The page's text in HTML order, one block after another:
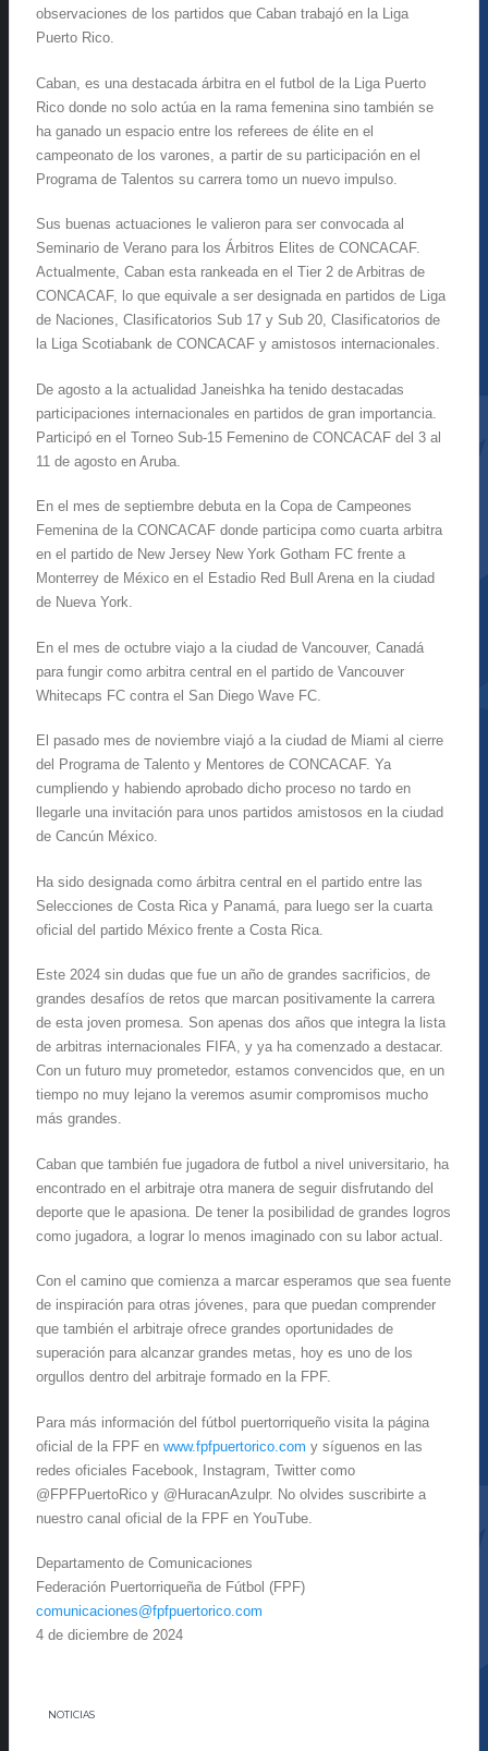
observaciones de los partidos que Caban trabajó en la Liga
Puerto Rico.
Caban, es una destacada árbitra en el futbol de la Liga Puerto
Rico donde no solo actúa en la rama femenina sino también se
ha ganado un espacio entre los referees de élite en el
campeonato de los varones, a partir de su participación en el
Programa de Talentos su carrera tomo un nuevo impulso.
Sus buenas actuaciones le valieron para ser convocada al
Seminario de Verano para los Árbitros Elites de CONCACAF.
Actualmente, Caban esta rankeada en el Tier 2 de Arbitras de
CONCACAF, lo que equivale a ser designada en partidos de Liga
de Naciones, Clasificatorios Sub 17 y Sub 20, Clasificatorios de
la Liga Scotiabank de CONCACAF y amistosos internacionales.
De agosto a la actualidad Janeishka ha tenido destacadas
participaciones internacionales en partidos de gran importancia.
Participó en el Torneo Sub-15 Femenino de CONCACAF del 3 al
11 de agosto en Aruba.
En el mes de septiembre debuta en la Copa de Campeones
Femenina de la CONCACAF donde participa como cuarta arbitra
en el partido de New Jersey New York Gotham FC frente a
Monterrey de México en el Estadio Red Bull Arena en la ciudad
de Nueva York.
En el mes de octubre viajo a la ciudad de Vancouver, Canadá
para fungir como arbitra central en el partido de Vancouver
Whitecaps FC contra el San Diego Wave FC.
El pasado mes de noviembre viajó a la ciudad de Miami al cierre
del Programa de Talento y Mentores de CONCACAF. Ya
cumpliendo y habiendo aprobado dicho proceso no tardo en
llegarle una invitación para unos partidos amistosos en la ciudad
de Cancún México.
Ha sido designada como árbitra central en el partido entre las
Selecciones de Costa Rica y Panamá, para luego ser la cuarta
oficial del partido México frente a Costa Rica.
Este 2024 sin dudas que fue un año de grandes sacrificios, de
grandes desafíos de retos que marcan positivamente la carrera
de esta joven promesa. Son apenas dos años que integra la lista
de arbitras internacionales FIFA, y ya ha comenzado a destacar.
Con un futuro muy prometedor, estamos convencidos que, en un
tiempo no muy lejano la veremos asumir compromisos mucho
más grandes.
Caban que también fue jugadora de futbol a nivel universitario, ha
encontrado en el arbitraje otra manera de seguir disfrutando del
deporte que le apasiona. De tener la posibilidad de grandes logros
como jugadora, a lograr lo menos imaginado con su labor actual.
Con el camino que comienza a marcar esperamos que sea fuente
de inspiración para otras jóvenes, para que puedan comprender
que también el arbitraje ofrece grandes oportunidades de
superación para alcanzar grandes metas, hoy es uno de los
orgullos dentro del arbitraje formado en la FPF.
Para más información del fútbol puertorriqueño visita la página
oficial de la FPF en www.fpfpuertorico.com y síguenos en las
redes oficiales Facebook, Instagram, Twitter como
@FPFPuertoRico y @HuracanAzulpr. No olvides suscribirte a
nuestro canal oficial de la FPF en YouTube.
Departamento de Comunicaciones
Federación Puertorriqueña de Fútbol (FPF)
comunicaciones@fpfpuertorico.com
4 de diciembre de 2024
NOTICIAS